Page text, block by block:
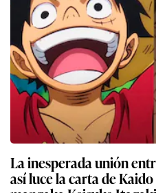
La inesperada unión
así luce la carta de